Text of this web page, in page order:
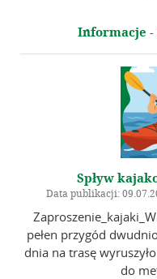
Informacje -
Spływ
Data publikacji:
pełen przygód
dnia na trasę
do